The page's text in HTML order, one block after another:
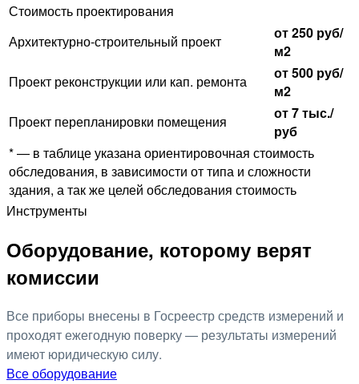
Стоимость проектирования
Архитектурно-строительный проект
от 250 руб/
м2
Проект реконструкции или кап. ремонта
от 500 руб/
м2
Проект перепланировки помещения
от 7 тыс./
руб
* — в таблице указана ориентировочная стоимость
обследования, в зависимости от типа и сложности
здания, а так же целей обследования стоимость
Инструменты
Оборудование, которому верят
комиссии
Все приборы внесены в Госреестр средств измерений и
проходят ежегодную поверку — результаты измерений
имеют юридическую силу.
Все оборудование